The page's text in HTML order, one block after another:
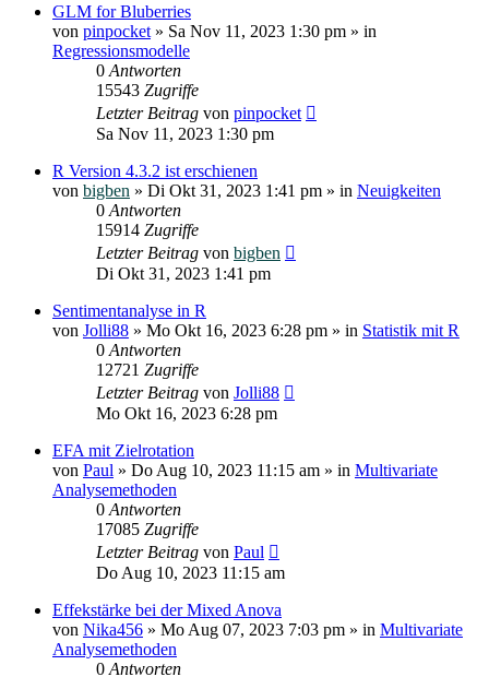
GLM for Bluberries
von pinpocket » Sa Nov 11, 2023 1:30 pm » in
Regressionsmodelle
0 Antworten
15543 Zugriffe
Letzter Beitrag von pinpocket
Sa Nov 11, 2023 1:30 pm
R Version 4.3.2 ist erschienen
von bigben » Di Okt 31, 2023 1:41 pm » in Neuigkeiten
0 Antworten
15914 Zugriffe
Letzter Beitrag von bigben
Di Okt 31, 2023 1:41 pm
Sentimentanalyse in R
von Jolli88 » Mo Okt 16, 2023 6:28 pm » in Statistik mit R
0 Antworten
12721 Zugriffe
Letzter Beitrag von Jolli88
Mo Okt 16, 2023 6:28 pm
EFA mit Zielrotation
von Paul » Do Aug 10, 2023 11:15 am » in Multivariate
Analysemethoden
0 Antworten
17085 Zugriffe
Letzter Beitrag von Paul
Do Aug 10, 2023 11:15 am
Effekstärke bei der Mixed Anova
von Nika456 » Mo Aug 07, 2023 7:03 pm » in Multivariate
Analysemethoden
0 Antworten